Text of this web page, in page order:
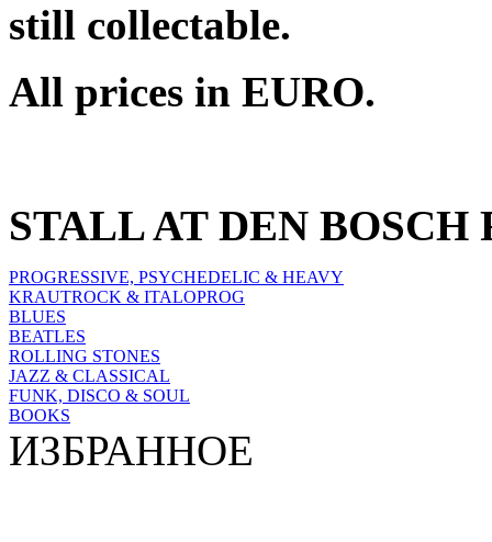
still collectable.
All prices in EURO.
STALL AT DEN BOSCH
PROGRESSIVE, PSYCHEDELIC & HEAVY
KRAUTROCK & ITALOPROG
BLUES
BEATLES
ROLLING STONES
JAZZ & CLASSICAL
FUNK, DISCO & SOUL
BOOKS
ИЗБРАННОЕ